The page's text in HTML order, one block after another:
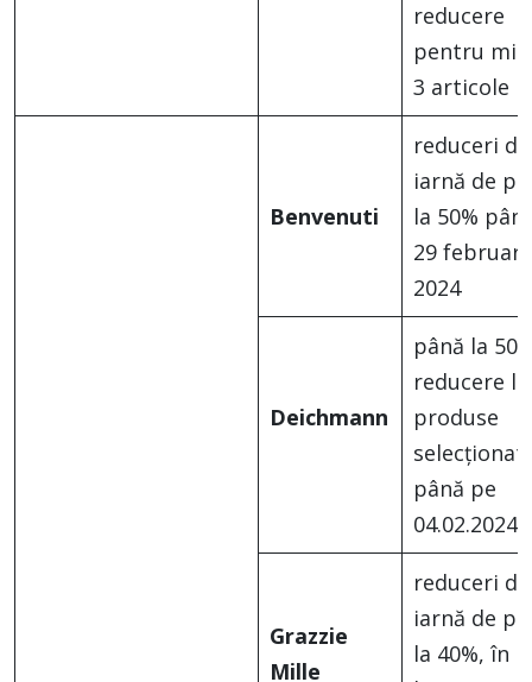
reducere
pentru
3 articole
Benvenuti
reduceri de
iarnă de
la 50%
29
2024
Deichmann
până la
reducere la
produse
până pe
04.02.2024
Grazzie
Mille
reduceri de
iarnă de
la 40%, în